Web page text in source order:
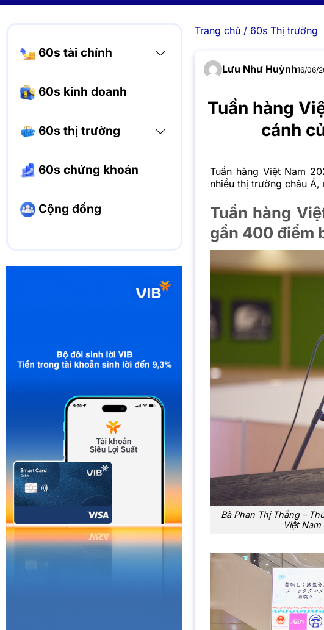
60s tài chính
60s kinh doanh
60s thị trường
60s chứng khoán
Cộng đồng
Trang chủ/ 60s Thị trường
Lưu Như Huỳnh16/06/
Tuần hàng
cánh
Tuần hàng Việt Nam
nhiều thị trường châu
Tuần hàng
gần 400 điểm
Bà Phan Thị Thắng –
Việt